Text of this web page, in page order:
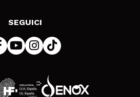
SEGUICI